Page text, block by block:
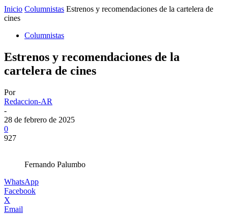
Inicio Columnistas Estrenos y recomendaciones de la cartelera de
cines
Columnistas
Estrenos y recomendaciones de la
cartelera de cines
Por
Redaccion-AR
-
28 de febrero de 2025
0
927
Fernando Palumbo
WhatsApp
Facebook
X
Email